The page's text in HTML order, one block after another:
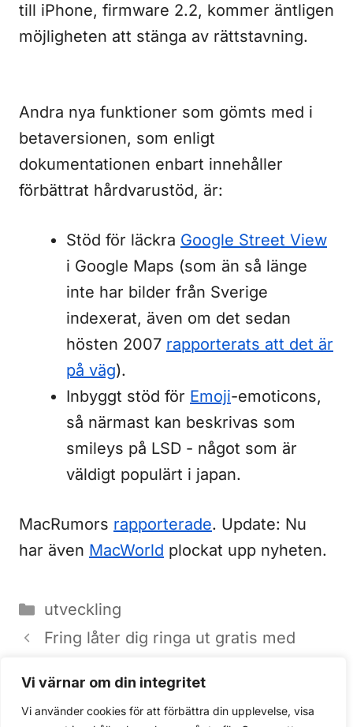
Vi värnar om din integritet
Vi använder cookies för att förbättra din upplevelse, visa
till iPhone, firmware 2.2, kommer äntligen
möjligheten att stänga av rättstavning.
Andra nya funktioner som gömts med i
betaversionen, som enligt
dokumentationen enbart innehåller
förbättrat hårdvarustöd, är:
Stöd för läckra Google Street View
i Google Maps (som än så länge
inte har bilder från Sverige
indexerat, även om det sedan
hösten 2007 rapporterats att det är
på väg).
Inbyggt stöd för Emoji-emoticons,
så närmast kan beskrivas som
smileys på LSD - något som är
väldigt populärt i japan.
MacRumors rapporterade. Update: Nu
har även MacWorld plockat upp nyheten.
Kategorier
utveckling
Fring låter dig ringa ut gratis med
Hacka Fring för att ringa gratis över